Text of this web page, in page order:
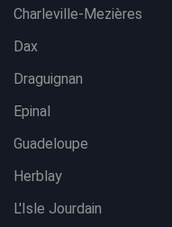
Charleville-Mezières
Dax
Draguignan
Epinal
Guadeloupe
Herblay
L'Isle Jourdain